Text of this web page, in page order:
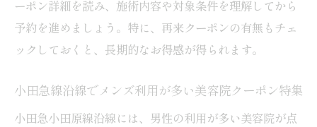
ーポン詳細を読み、施術内容や対象条件を理解してから
予約を進めましょう。特に、再来クーポンの有無もチェ
ックしておくと、長期的なお得感が得られます。
小田急線沿線でメンズ利用が多い美容院クーポン特集
小田急小田原線沿線には、男性の利用が多い美容院が点